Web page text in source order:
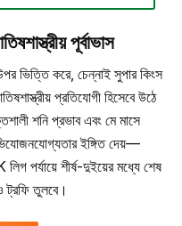
পূর্বাভাস
ভিত্তি করে, চেন্নাই সুপার কিংস
প্রতিযোগী হিসেবে উঠে
শনি প্রভাব এবং মে মাসে
ইঙ্গিত দেয়—
পর্যায়ে শীর্ষ-দুইয়ের মধ্যে শেষ
ট্রফি তুলবে।